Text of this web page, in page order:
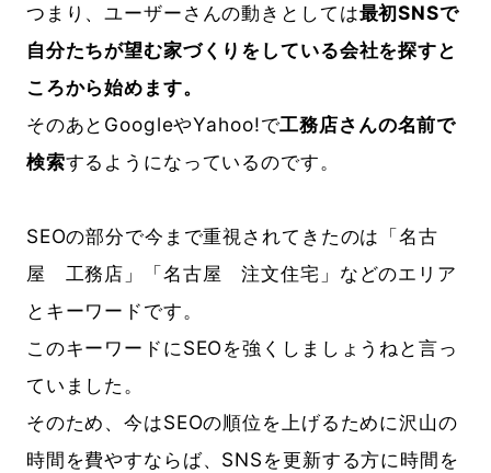
つまり、ユーザーさんの動きとしては最初SNSで
自分たちが望む家づくりをしている会社を探すと
ころから始めます。
そのあとGoogleやYahoo!で工務店さんの名前で
検索するようになっているのです。
SEOの部分で今まで重視されてきたのは「名古
屋 工務店」「名古屋 注文住宅」などのエリア
とキーワードです。
このキーワードにSEOを強くしましょうねと言っ
ていました。
そのため、今はSEOの順位を上げるために沢山の
時間を費やすならば、SNSを更新する方に時間を